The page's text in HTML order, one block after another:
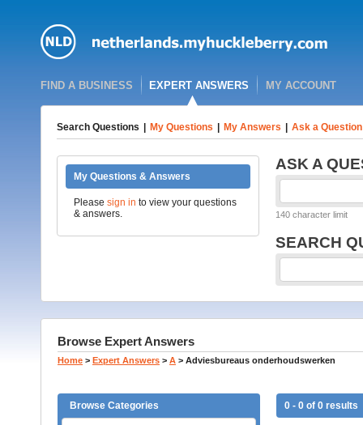
FIND A BUSINESS EXPERT ANSWERS MY ACCOUNT
Search Questions My Questions My Answers Ask a Question
My Questions & Answers
Please sign in to view your questions
& answers.
ASK A
140 character limit
SEARCH
Browse Expert Answers
Home > Expert Answers > A > Adviesbureaus onderhoudswerken
Browse Categories 0 - 0 of 0 results